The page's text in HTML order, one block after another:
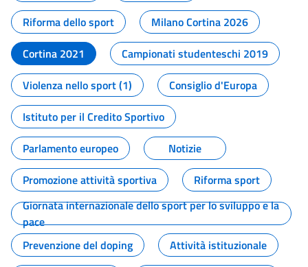
Riforma dello sport
Milano Cortina 2026
Cortina 2021
Campionati studenteschi 2019
Violenza nello sport (1)
Consiglio d'Europa
Istituto per il Credito Sportivo
Parlamento europeo
Notizie
Promozione attività sportiva
Riforma sport
Giornata internazionale dello sport per lo sviluppo e la
pace
Prevenzione del doping
Attività istituzionale